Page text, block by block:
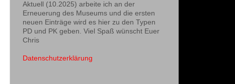
Aktuell (10.2025) arbeite ich an der
Erneuerung des Museums und die ersten
neuen Einträge wird es hier zu den Typen
PD und PK geben. Viel Spaß wünscht Euer
Chris
Datenschutzerklärung